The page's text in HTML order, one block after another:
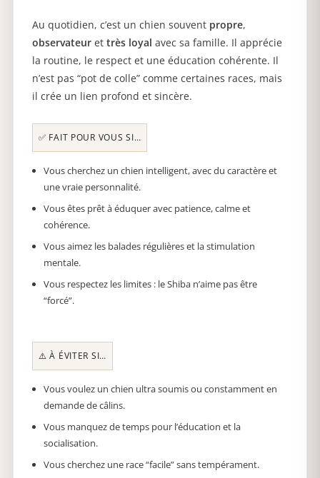
réservation, à la maison ou par photo avec
un shooting réalisé par nos soins.
Au quotidien, c’est un chien souvent propre,
observateur et très loyal avec sa famille. Il apprécie
la routine, le respect et une éducation cohérente. Il
n’est pas “pot de colle” comme certaines races, mais
il crée un lien profond et sincère.
✅ FAIT POUR VOUS SI…
Vous cherchez un chien intelligent, avec du caractère et
une vraie personnalité.
Vous êtes prêt à éduquer avec patience, calme et
cohérence.
Vous aimez les balades régulières et la stimulation
mentale.
Vous respectez les limites : le Shiba n’aime pas être
“forcé”.
⚠️ À ÉVITER SI…
Vous voulez un chien ultra soumis ou constamment en
demande de câlins.
Vous manquez de temps pour l’éducation et la
socialisation.
Vous cherchez une race “facile” sans tempérament.